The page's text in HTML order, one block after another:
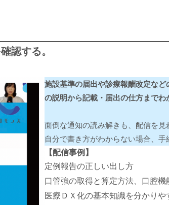
認する。
施設基準の届出や診療報酬改定な
の説明から記載・届出の仕方までわ
面倒な通知の読み解きも、配信を見
自分で書き方がわからない場合、手
【配信事例】
定例報告の正しい出し方
口管強の取得と算定方法、口腔機
医療ＤＸ化の基本知識を分かりや